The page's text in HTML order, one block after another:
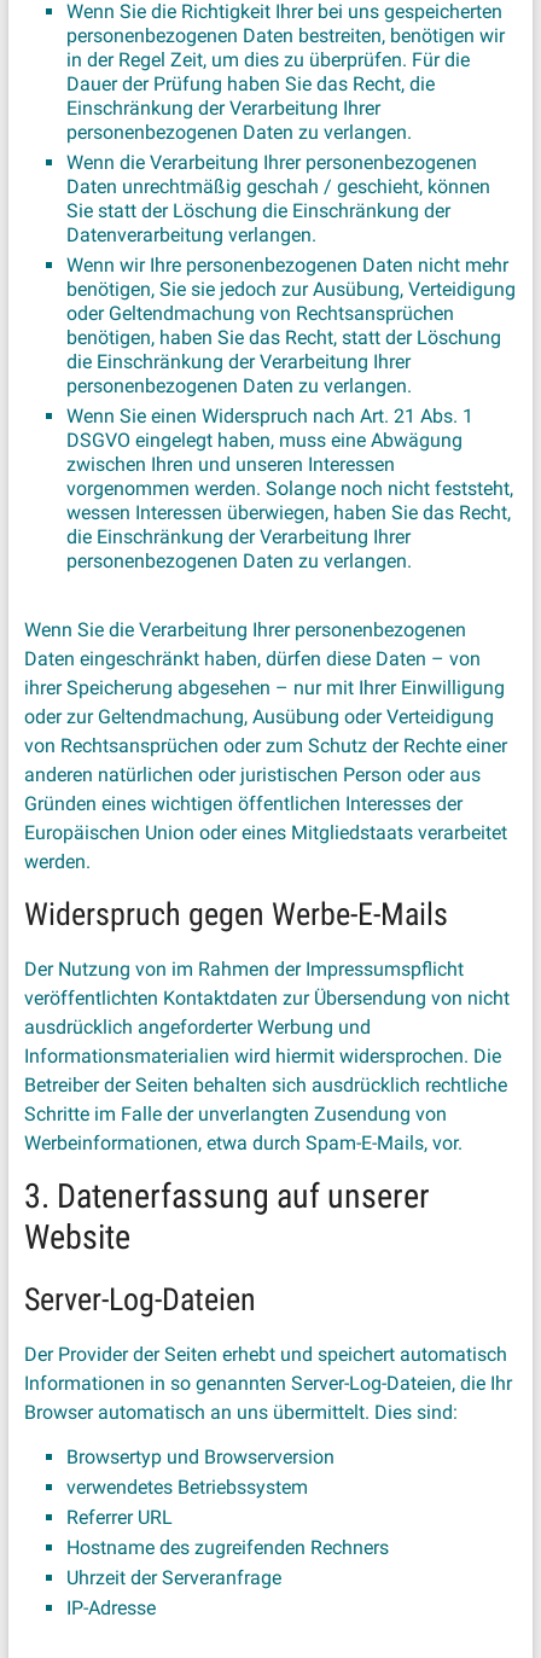
Wenn Sie die Richtigkeit Ihrer bei uns gespeicherten
personenbezogenen Daten bestreiten, benötigen wir
in der Regel Zeit, um dies zu überprüfen. Für die
Dauer der Prüfung haben Sie das Recht, die
Einschränkung der Verarbeitung Ihrer
personenbezogenen Daten zu verlangen.
Wenn die Verarbeitung Ihrer personenbezogenen
Daten unrechtmäßig geschah / geschieht, können
Sie statt der Löschung die Einschränkung der
Datenverarbeitung verlangen.
Wenn wir Ihre personenbezogenen Daten nicht mehr
benötigen, Sie sie jedoch zur Ausübung, Verteidigung
oder Geltendmachung von Rechtsansprüchen
benötigen, haben Sie das Recht, statt der Löschung
die Einschränkung der Verarbeitung Ihrer
personenbezogenen Daten zu verlangen.
Wenn Sie einen Widerspruch nach Art. 21 Abs. 1
DSGVO eingelegt haben, muss eine Abwägung
zwischen Ihren und unseren Interessen
vorgenommen werden. Solange noch nicht feststeht,
wessen Interessen überwiegen, haben Sie das Recht,
die Einschränkung der Verarbeitung Ihrer
personenbezogenen Daten zu verlangen.
Wenn Sie die Verarbeitung Ihrer personenbezogenen
Daten eingeschränkt haben, dürfen diese Daten – von
ihrer Speicherung abgesehen – nur mit Ihrer Einwilligung
oder zur Geltendmachung, Ausübung oder Verteidigung
von Rechtsansprüchen oder zum Schutz der Rechte einer
anderen natürlichen oder juristischen Person oder aus
Gründen eines wichtigen öffentlichen Interesses der
Europäischen Union oder eines Mitgliedstaats verarbeitet
werden.
Widerspruch gegen Werbe-E-Mails
Der Nutzung von im Rahmen der Impressumspflicht
veröffentlichten Kontaktdaten zur Übersendung von nicht
ausdrücklich angeforderter Werbung und
Informationsmaterialien wird hiermit widersprochen. Die
Betreiber der Seiten behalten sich ausdrücklich rechtliche
Schritte im Falle der unverlangten Zusendung von
Werbeinformationen, etwa durch Spam-E-Mails, vor.
3. Datenerfassung auf unserer
Website
Server-Log-Dateien
Der Provider der Seiten erhebt und speichert automatisch
Informationen in so genannten Server-Log-Dateien, die Ihr
Browser automatisch an uns übermittelt. Dies sind:
Browsertyp und Browserversion
verwendetes Betriebssystem
Referrer URL
Hostname des zugreifenden Rechners
Uhrzeit der Serveranfrage
IP-Adresse